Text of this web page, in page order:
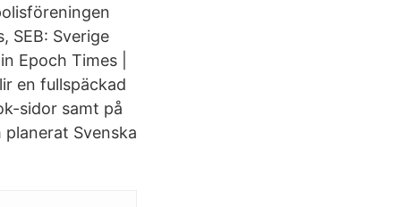
SEB: Sverige
Epoch Times |
en fullspäckad
sidor samt på
Svenska